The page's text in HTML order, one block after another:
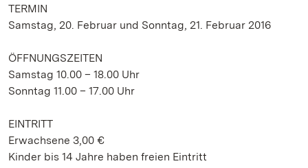
TERMIN
Samstag, 20. Februar und Sonntag, 21. Februar 2016
ÖFFNUNGSZEITEN
Samstag 10.00 – 18.00 Uhr
Sonntag 11.00 – 17.00 Uhr
EINTRITT
Erwachsene 3,00 €
Kinder bis 14 Jahre haben freien Eintritt